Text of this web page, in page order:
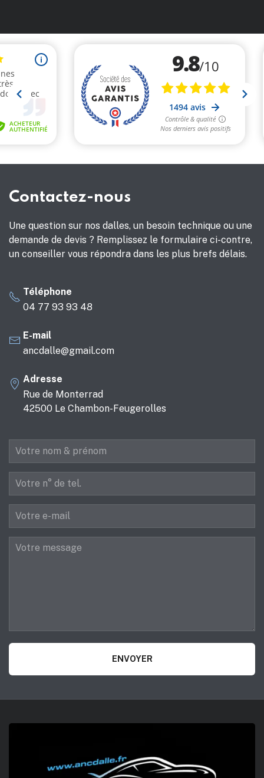
Contactez-nous
Une question sur nos dalles, un besoin technique ou une
demande de devis ? Remplissez le formulaire ci-contre,
un conseiller vous répondra dans les plus brefs délais.
Téléphone
04 77 93 93 48
E-mail
ancdalle@gmail.com
Adresse
Rue de Monterrad
42500 Le Chambon-Feugerolles
ENVOYER